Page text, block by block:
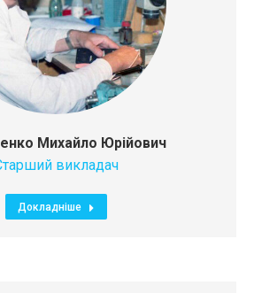
Михайло Юрійович
викладач
Докладніше